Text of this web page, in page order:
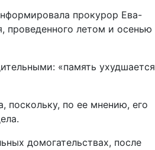
прокурор Ева-
проведенного летом и осенью
«память ухудшается
поскольку, по ее мнению, его
домогательствах, после